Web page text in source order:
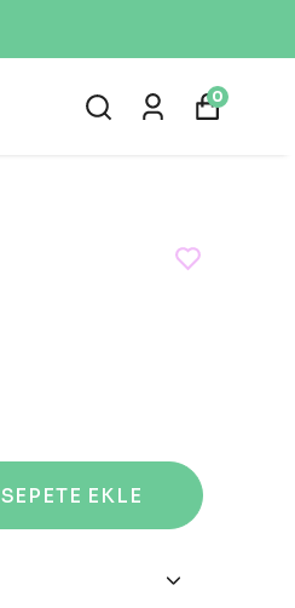
0
SEPETE EKLE